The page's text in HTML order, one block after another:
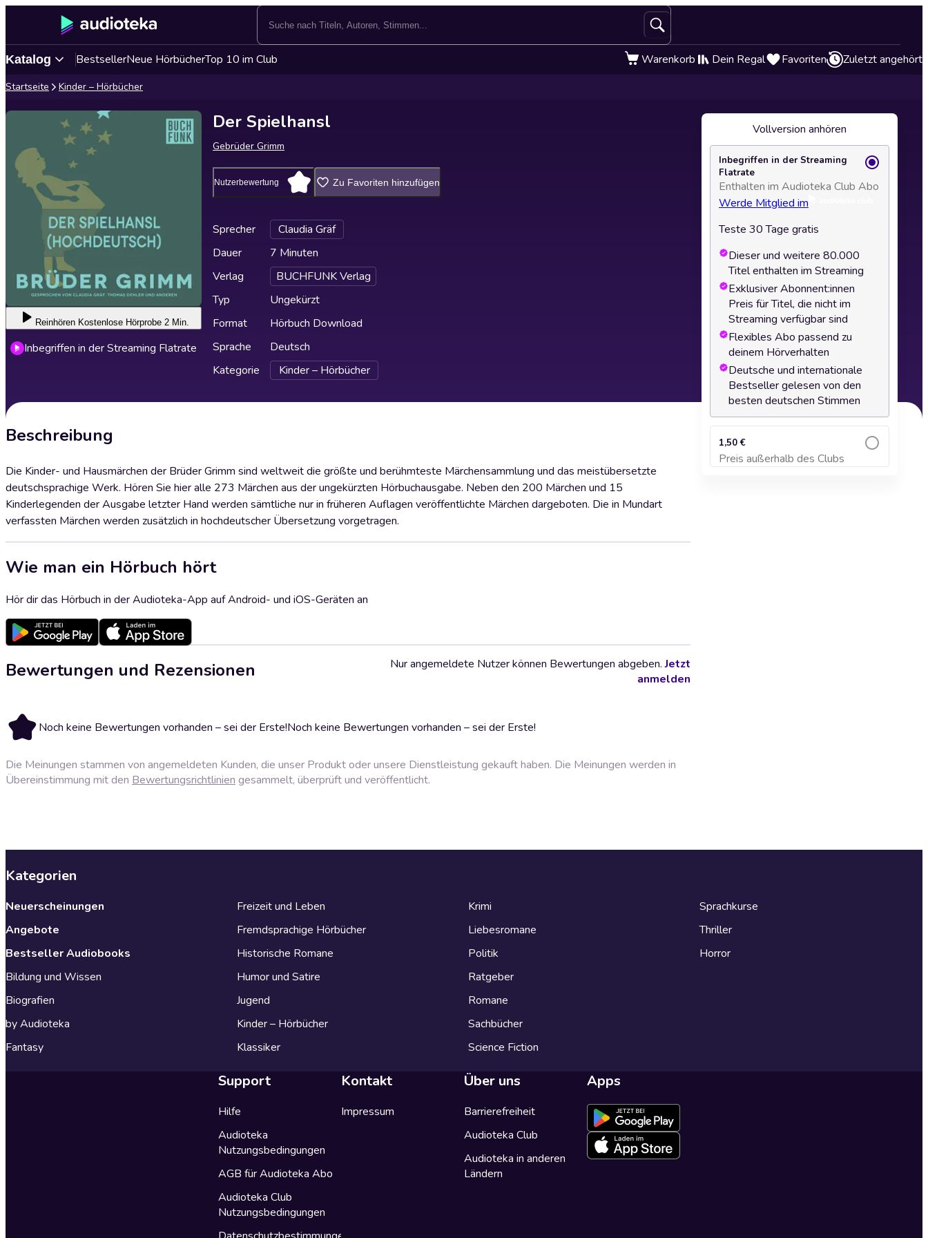
Katalog BestsellerNeue HörbücherTop 10 im Club Warenkorb Dein Regal Favoriten Zuletzt angehört
Startseite Kinder – Hörbücher
Reinhören Kostenlose Hörprobe 2 Min.
Inbegriffen in der Streaming Flatrate
Der Spielhansl
Gebrüder Grimm
Nutzerbewertung Zu Favoriten hinzufügen
Sprecher
Claudia Gräf
Dauer
7 Minuten
Verlag
BUCHFUNK Verlag
Typ
Ungekürzt
Format
Hörbuch Download
Sprache
Deutsch
Kategorie
Kinder – Hörbücher
Beschreibung
Die Kinder- und Hausmärchen der Brüder Grimm sind weltweit die größte und berühmteste Märchensammlung und das meistübersetzte
deutschsprachige Werk. Hören Sie hier alle 273 Märchen aus der ungekürzten Hörbuchausgabe. Neben den 200 Märchen und 15
Kinderlegenden der Ausgabe letzter Hand werden sämtliche nur in früheren Auflagen veröffentlichte Märchen dargeboten. Die in Mundart
verfassten Märchen werden zusätzlich in hochdeutscher Übersetzung vorgetragen.
Wie man ein Hörbuch hört
Hör dir das Hörbuch in der Audioteka-App auf Android- und iOS-Geräten an
Bewertungen und Rezensionen
Noch keine Bewertungen vorhanden – sei der Erste!Noch keine Bewertungen vorhanden – sei der Erste!
Nur angemeldete Nutzer können Bewertungen abgeben.Jetzt
anmelden
Die Meinungen stammen von angemeldeten Kunden, die unser Produkt oder unsere Dienstleistung gekauft haben. Die Meinungen werden in
Übereinstimmung mit den Bewertungsrichtlinien gesammelt, überprüft und veröffentlicht.
Vollversion anhören
Inbegriffen in der Streaming
Flatrate
Enthalten im Audioteka Club Abo
Werde Mitglied im
Teste 30 Tage gratis
Dieser und weitere 80.000
Titel enthalten im Streaming
Exklusiver Abonnent:innen
Preis für Titel, die nicht im
Streaming verfügbar sind
Flexibles Abo passend zu
deinem Hörverhalten
Deutsche und internationale
Bestseller gelesen von den
besten deutschen Stimmen
1,50 €
Preis außerhalb des Clubs
Zum Warenkorb hinzufügen
Kategorien
Neuerscheinungen
Angebote
Bestseller Audiobooks
Bildung und Wissen
Biografien
by Audioteka
Fantasy
Freizeit und Leben
Fremdsprachige Hörbücher
Historische Romane
Humor und Satire
Jugend
Kinder – Hörbücher
Klassiker
Krimi
Liebesromane
Politik
Ratgeber
Romane
Sachbücher
Science Fiction
Sprachkurse
Thriller
Horror
Support
Hilfe
Audioteka
Nutzungsbedingungen
AGB für Audioteka Abo
Audioteka Club
Nutzungsbedingungen
Kontakt
Impressum
Über uns
Barrierefreiheit
Audioteka Club
Audioteka in anderen
Ländern
Apps